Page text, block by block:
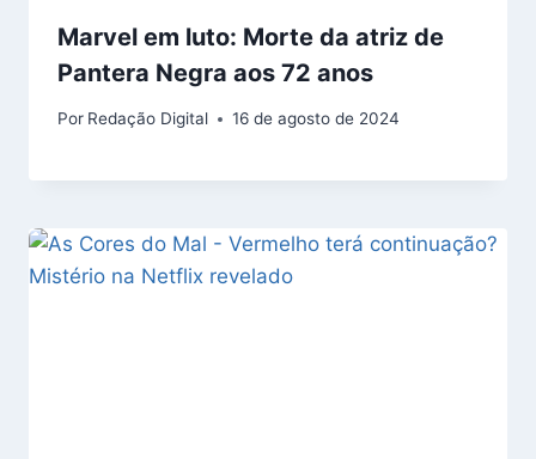
Marvel em luto: Morte da atriz de
Pantera Negra aos 72 anos
Por Redação Digital 16 de agosto de 2024